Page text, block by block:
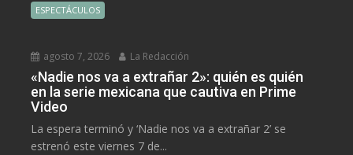
ESPECTÁCULOS
agosto 7, 2026 La Redacción
«Nadie nos va a extrañar 2»: quién es quién
en la serie mexicana que cautiva en Prime
Video
La espera terminó y ‘Nadie nos va a extrañar 2’ se
estrenó este viernes 7 de...